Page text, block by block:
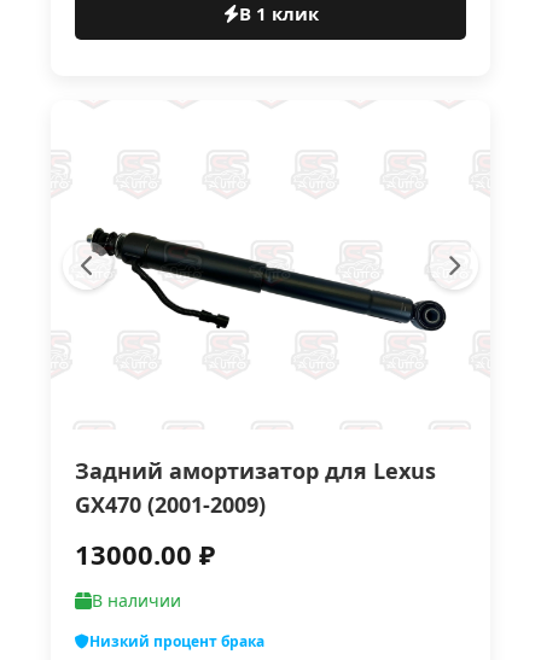
В 1 клик
Задний амортизатор для Lexus
GX470 (2001-2009)
13000.00 ₽
В наличии
Низкий процент брака